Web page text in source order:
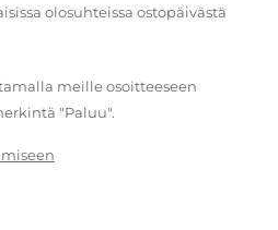
olosuhteissa ostopäivästä
meille osoitteeseen
"Paluu".